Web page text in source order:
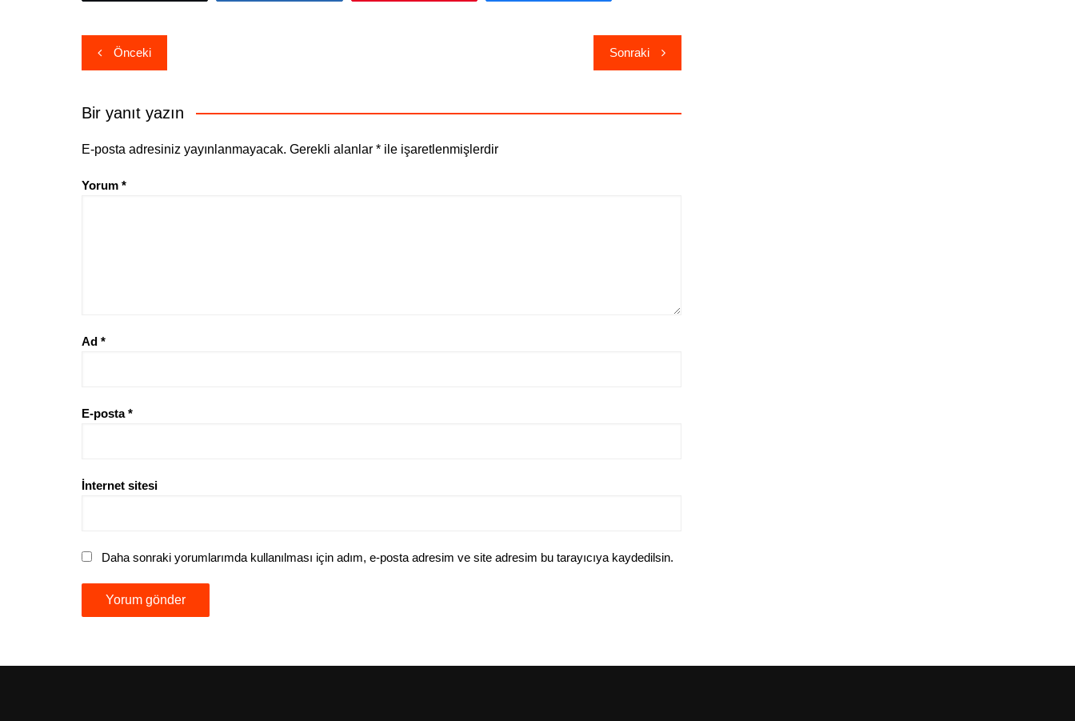
Yazı
gezinmesi
Önceki Sonraki
Bir yanıt yazın
E-posta adresiniz yayınlanmayacak. Gerekli alanlar * ile işaretlenmişlerdir
Yorum *
Ad *
E-posta*
İnternet sitesi
Daha sonraki yorumlarımda kullanılması için adım, e-posta adresim ve site adresim bu tarayıcıya kaydedilsin.